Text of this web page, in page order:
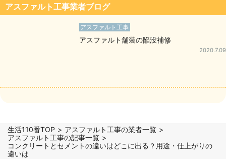
アスファルト工事業者ブログ
アスファルト工事
アスファルト舗装の陥没補修
2020.7.09
生活110番TOP
アスファルト工事の業者一覧
アスファルト工事の記事一覧
コンクリートとセメントの違いはどこに出る？用途・仕上がりの
違いは